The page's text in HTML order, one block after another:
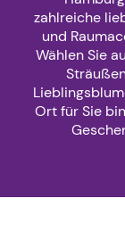
zahlreiche
und
Wählen Sie
Ort für Sie